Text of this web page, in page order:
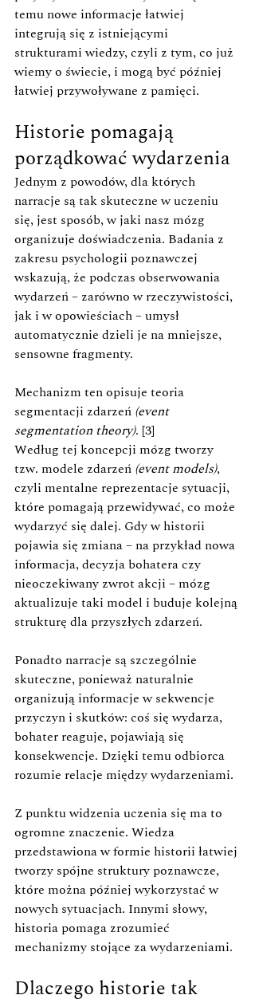
temu nowe informacje łatwiej
integrują się z istniejącymi
strukturami wiedzy, czyli z tym, co już
wiemy o świecie, i mogą być później
łatwiej przywoływane z pamięci.
Historie pomagają
porządkować wydarzenia
Jednym z powodów, dla których
narracje są tak skuteczne w uczeniu
się, jest sposób, w jaki nasz mózg
organizuje doświadczenia. Badania z
zakresu psychologii poznawczej
wskazują, że podczas obserwowania
wydarzeń – zarówno w rzeczywistości,
jak i w opowieściach – umysł
automatycznie dzieli je na mniejsze,
sensowne fragmenty.
Mechanizm ten opisuje teoria
segmentacji zdarzeń (event
segmentation theory). [3]
Według tej koncepcji mózg tworzy
tzw. modele zdarzeń (event models),
czyli mentalne reprezentacje sytuacji,
które pomagają przewidywać, co może
wydarzyć się dalej. Gdy w historii
pojawia się zmiana – na przykład nowa
informacja, decyzja bohatera czy
nieoczekiwany zwrot akcji – mózg
aktualizuje taki model i buduje kolejną
strukturę dla przyszłych zdarzeń.
Ponadto narracje są szczególnie
skuteczne, ponieważ naturalnie
organizują informacje w sekwencje
przyczyn i skutków: coś się wydarza,
bohater reaguje, pojawiają się
konsekwencje. Dzięki temu odbiorca
rozumie relacje między wydarzeniami.
Z punktu widzenia uczenia się ma to
ogromne znaczenie. Wiedza
przedstawiona w formie historii łatwiej
tworzy spójne struktury poznawcze,
które można później wykorzystać w
nowych sytuacjach. Innymi słowy,
historia pomaga zrozumieć
mechanizmy stojące za wydarzeniami.
Dlaczego historie tak